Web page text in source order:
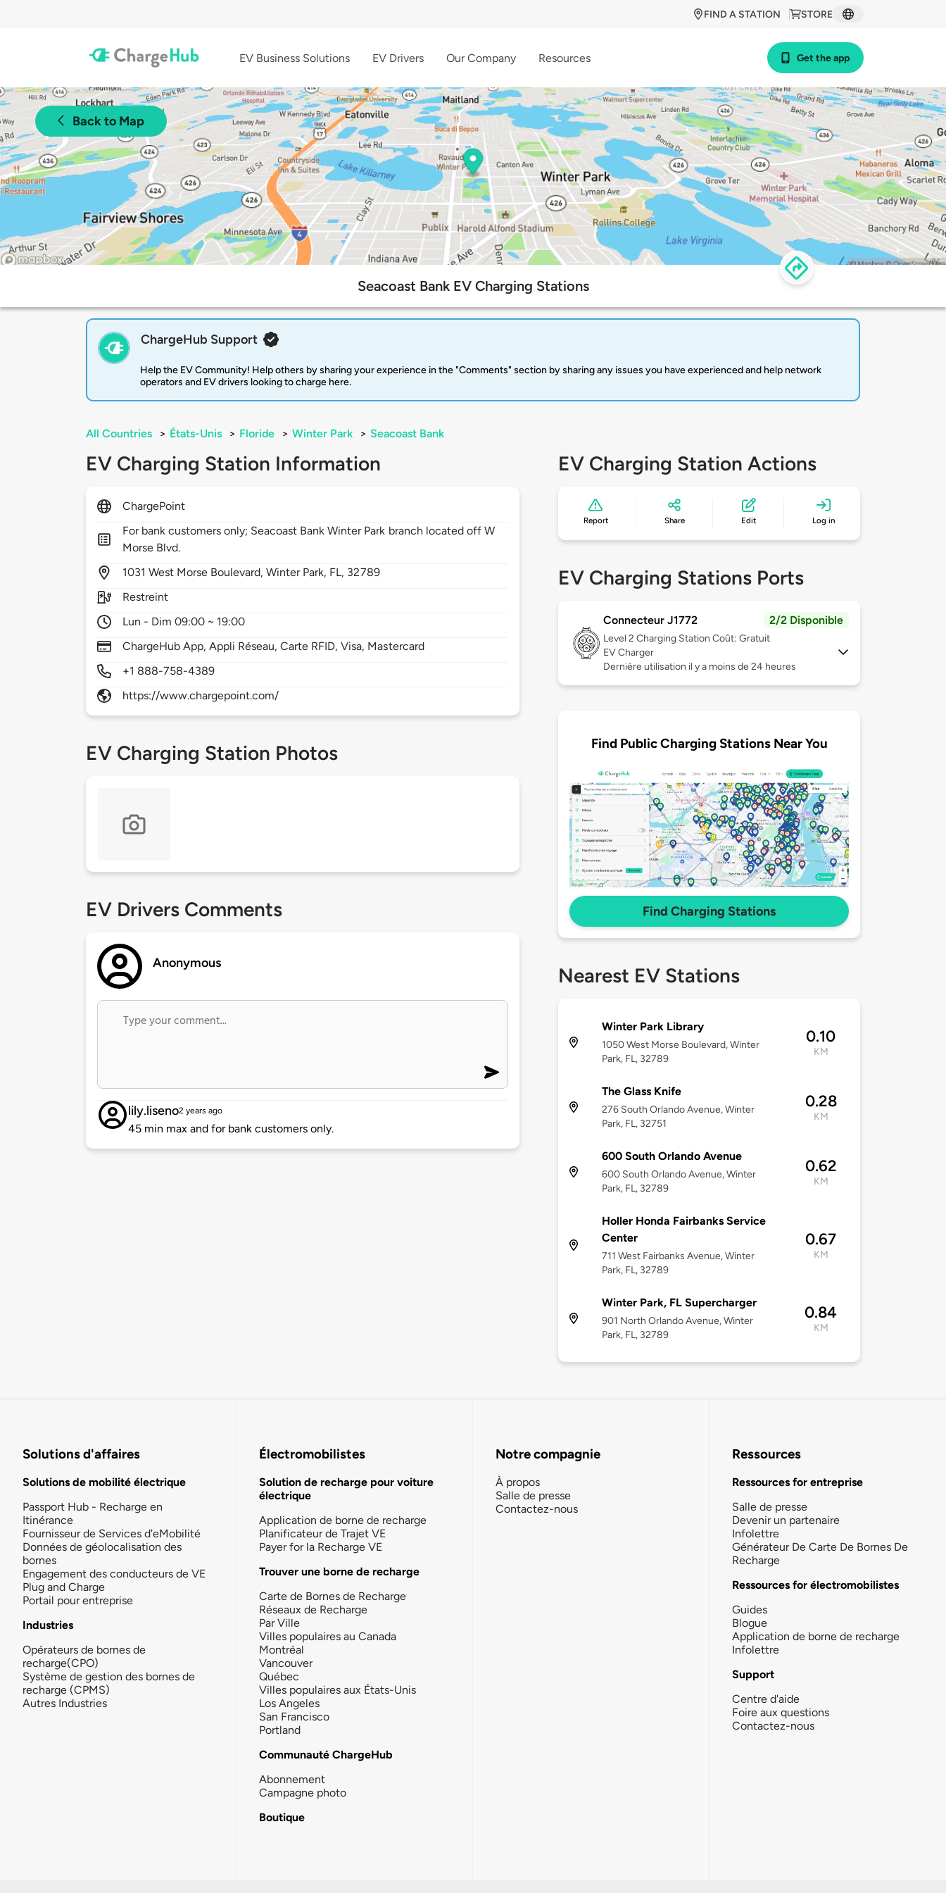
STORE
FIND A STATION
EV Business Solutions EV Drivers Our Company Resources Get the app
Back to Map
Seacoast Bank EV Charging Stations
ChargeHub Support
Help the EV Community! Help others by sharing your experience in the "Comments" section by sharing any issues you have experienced and help network
operators and EV drivers looking to charge here.
All Countries > États-Unis > Floride > Winter Park > Seacoast Bank
EV Charging Station Information
ChargePoint
For bank customers only; Seacoast Bank Winter Park branch located off W
Morse Blvd.
1031West Morse Boulevard,Winter Park, FL, 32789
Restreint
Lun - Dim 09:00 ~ 19:00
ChargeHub App, Appli Réseau, Carte RFID, Visa, Mastercard
+1 888-758-4389
https://www.chargepoint.com/
EV Charging Station Photos
EV Drivers Comments
Anonymous
lily.liseno2 years ago
45 min max and for bank customers only.
EV Charging Station Actions
Report Share Edit Log in
EV Charging Stations Ports
Connecteur J1772 2/2 Disponible
Level 2 Charging Station Coût: Gratuit
EV Charger
Dernière utilisation il y a moins de 24 heures
Find Public Charging Stations Near You
Find Charging Stations
Nearest EV Stations
Winter Park Library
1050 West Morse Boulevard, Winter
Park, FL, 32789
0.10
KM
The Glass Knife
276 South Orlando Avenue, Winter
Park, FL, 32751
0.28
KM
600 South Orlando Avenue
600 South Orlando Avenue, Winter
Park, FL, 32789
0.62
KM
Holler Honda Fairbanks Service
Center
711 West Fairbanks Avenue, Winter
Park, FL, 32789
0.67
KM
Winter Park, FL Supercharger
901 North Orlando Avenue, Winter
Park, FL, 32789
0.84
KM
Solutions d'affaires
Solutions de mobilité électrique
Passport Hub - Recharge en
Itinérance
Fournisseur de Services d'eMobilité
Données de géolocalisation des
bornes
Engagement des conducteurs de VE
Plug and Charge
Portail pour entreprise
Industries
Opérateurs de bornes de
recharge(CPO)
Système de gestion des bornes de
recharge (CPMS)
Autres Industries
Électromobilistes
Solution de recharge pour voiture
électrique
Application de borne de recharge
Planificateur de Trajet VE
Payer for la Recharge VE
Trouver une borne de recharge
Carte de Bornes de Recharge
Réseaux de Recharge
Par Ville
Villes populaires au Canada
Montréal
Vancouver
Québec
Villes populaires aux États-Unis
Los Angeles
San Francisco
Portland
Communauté ChargeHub
Abonnement
Campagne photo
Boutique
Notre compagnie
À propos
Salle de presse
Contactez-nous
Ressources
Ressources for entreprise
Salle de presse
Devenir un partenaire
Infolettre
Générateur De Carte De Bornes De
Recharge
Ressources for électromobilistes
Guides
Blogue
Application de borne de recharge
Infolettre
Support
Centre d'aide
Foire aux questions
Contactez-nous